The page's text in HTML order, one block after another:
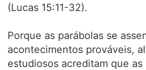
(Lucas 15:11-32).
Porque as parábolas se
acontecimentos prováveis,
estudiosos acreditam que as